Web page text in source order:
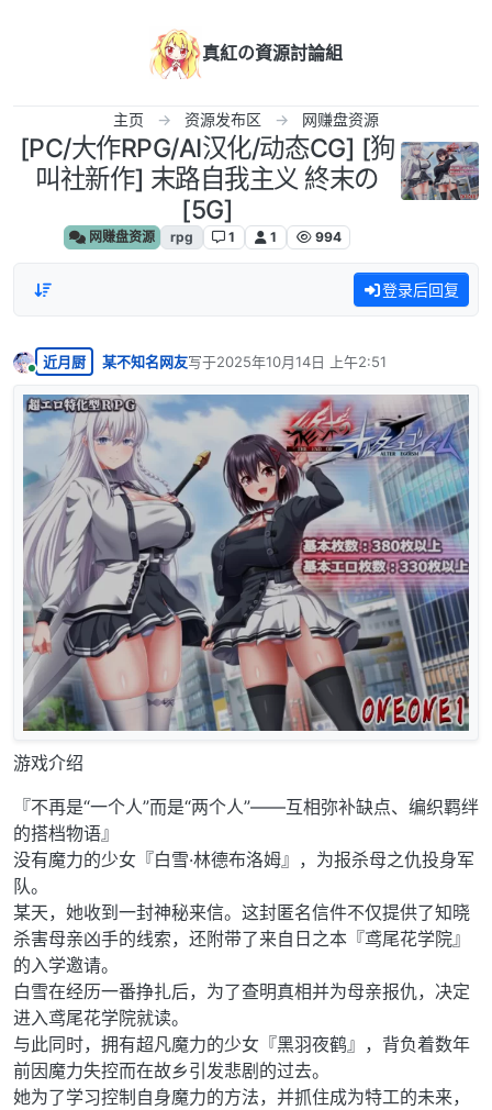
真紅の資源討論組
主页 资源发布区 网赚盘资源
[PC/大作RPG/AI汉化/动态CG] [狗
叫社新作] 末路自我主义 終末の
[5G]
网赚盘资源 rpg 1 1 994
登录后回复
在线
近月厨 某不知名网友写于2025年10月14日 上午2:51
最后由 编辑
游戏介绍
『不再是“一个人”而是“两个人”——互相弥补缺点、编织羁绊
的搭档物语』
没有魔力的少女『白雪·林德布洛姆』，为报杀母之仇投身军
队。
某天，她收到一封神秘来信。这封匿名信件不仅提供了知晓
杀害母亲凶手的线索，还附带了来自日之本『鸢尾花学院』
的入学邀请。
白雪在经历一番挣扎后，为了查明真相并为母亲报仇，决定
进入鸢尾花学院就读。
与此同时，拥有超凡魔力的少女『黑羽夜鹤』，背负着数年
前因魔力失控而在故乡引发悲剧的过去。
她为了学习控制自身魔力的方法，并抓住成为特工的未来，